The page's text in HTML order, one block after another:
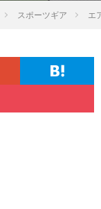
スポーツギア エ